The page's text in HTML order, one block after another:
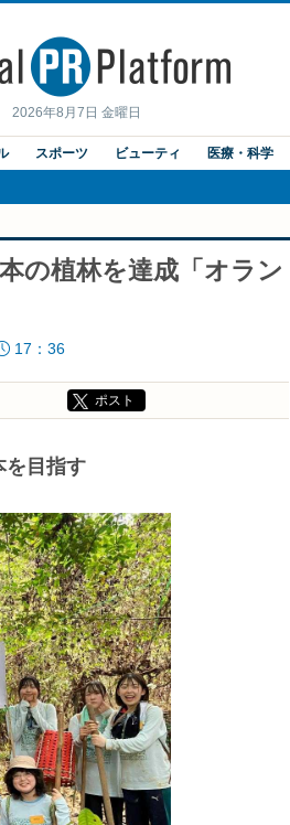
2026年8月7日 金曜日
スポーツ ビューティ 医療・科学
の植林を達成「オラン
17：36
ポスト
を目指す